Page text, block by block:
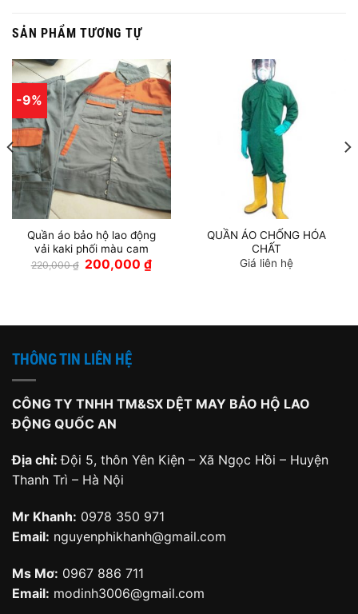
SẢN PHẨM TƯƠNG TỰ
-9%
Quần áo bảo hộ lao động
vải kaki phối màu cam
220,000₫ Giá
gốc
200,000₫Giá
QUẦN ÁO CHỐNG HÓA
CHẤT
Giá liên hệ
THÔNG TIN LIÊN HỆ
CÔNG TY TNHH TM&SX DỆT MAY BẢO HỘ LAO
ĐỘNG QUỐC AN
Địa chỉ:Đội 5, thôn Yên Kiện – Xã Ngọc Hồi – Huyện
Thanh Trì – Hà Nội
Mr Khanh: 0978 350 971
Email: nguyenphikhanh@gmail.com
Ms Mơ: 0967 886 711
Email: modinh3006@gmail.com